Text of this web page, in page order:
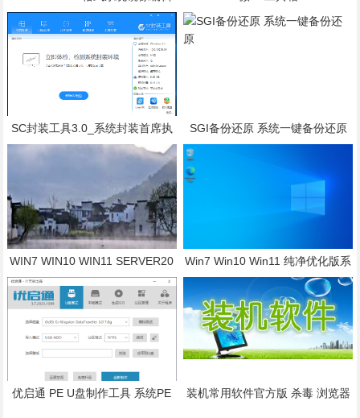
工具
SC封装工具3.0_系统封装首席执
行官
SGI备份还原 系统一键备份还原
WIN7 WIN10 WIN11 SERVER20
22 激活工具 系统激活软件
Win7 Win10 Win11 纯净优化版系
统 机房专用系统
优启通 PE U盘制作工具 系统PE
装机常用软件官方版 杀毒 浏览器